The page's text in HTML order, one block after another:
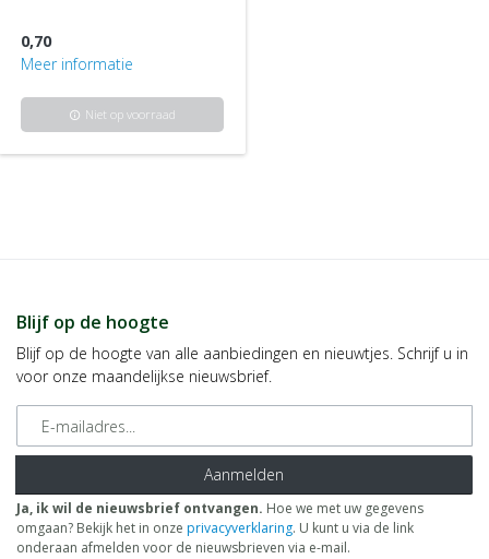
0,70
Meer informatie
info Niet op voorraad
Blijf op de hoogte
Blijf op de hoogte van alle aanbiedingen en nieuwtjes. Schrijf u in
voor onze maandelijkse nieuwsbrief.
E-mailadres
Aanmelden
Ja, ik wil de nieuwsbrief ontvangen. Hoe we met uw gegevens
omgaan? Bekijk het in onze privacyverklaring. U kunt u via de link
onderaan afmelden voor de nieuwsbrieven via e-mail.